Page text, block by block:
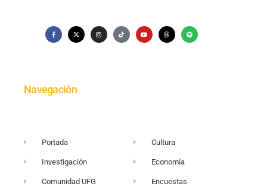
Navegación
Portada
Investigación
Comunidad UFG
Cultura
Economía
Encuestas